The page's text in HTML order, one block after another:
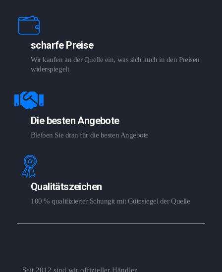
scharfe Preise
Wir kaufen an der Quelle ein, was sich auch in den Preisen
widerspiegelt
Die besten Angebote
Bleiben Sie dran für die besten Angebote
Qualitätszeichen
100 % qualifizierter Schungit mit Gütesiegel der Quelle
Seit 2012 sind wir offizieller Händler